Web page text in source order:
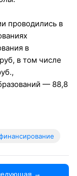
проводились в
в
в том числе
— 88,8
→